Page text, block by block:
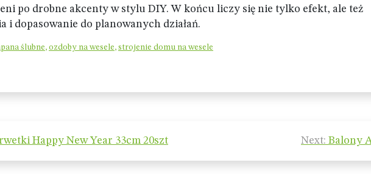
po drobne akcenty w stylu DIY. W końcu liczy się nie tylko efekt, ale też
i dopasowanie do planowanych działań.
ślubne, ozdoby na wesele, strojenie domu na wesele
Happy New Year 33cm 20szt Next: Balony